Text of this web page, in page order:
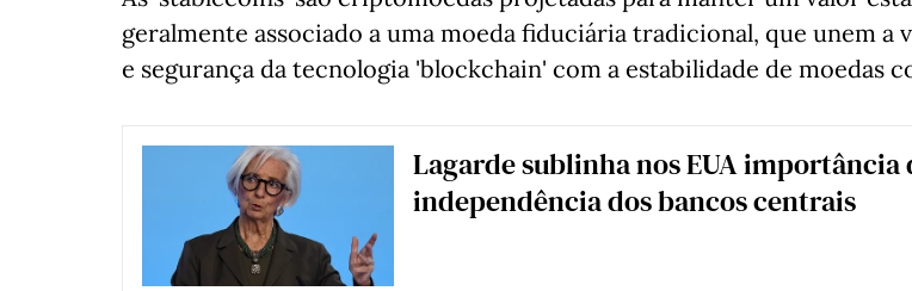
geralmente associado a uma moeda fiduciária tradicional, que unem a
e segurança da tecnologia 'blockchain' com a estabilidade de moedas
Lagarde sublinha nos EUA importância
independência dos bancos centrais